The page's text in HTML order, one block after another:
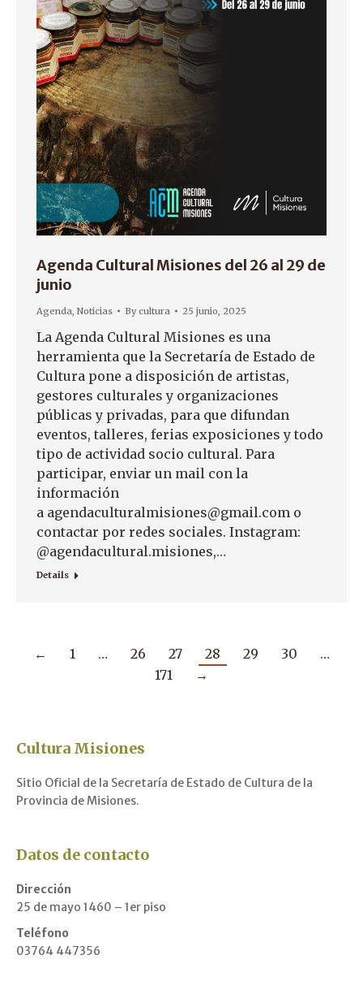
Agenda Cultural Misiones del 26 al 29 de
junio
Agenda Noticias Bycultura 25 junio, 2025
La Agenda Cultural Misiones es una
herramienta que la Secretaría de Estado de
Cultura pone a disposición de artistas,
gestores culturales y organizaciones
públicas y privadas, para que difundan
eventos, talleres, ferias exposiciones y todo
tipo de actividad socio cultural. Para
participar, enviar un mail con la
información
a agendaculturalmisiones@gmail.com o
contactar por redes sociales. Instagram:
@agendacultural.misiones,…
Details
← 1 … 26 27 28 29 30
…
171
→
Cultura Misiones
Sitio Oficial de la Secretaría de Estado de Cultura de la
Provincia de Misiones.
Datos de contacto
Dirección
25 de mayo 1460 – 1er piso
Teléfono
03764 447356